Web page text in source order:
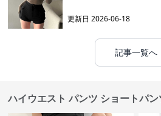
更新日2026-06-18
記事一覧へ
ハイウエスト パンツ ショートパン